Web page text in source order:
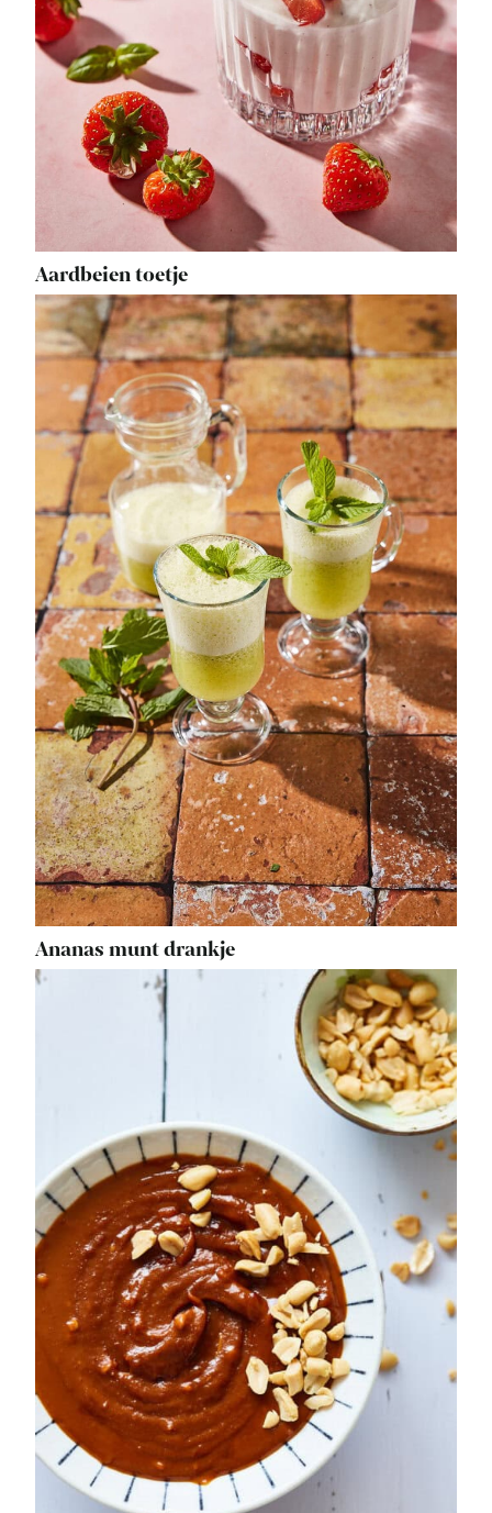
Aardbeien toetje
Ananas munt drankje